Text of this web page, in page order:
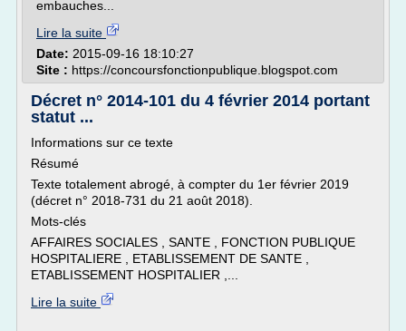
embauches...
Lire la suite
Date: 2015-09-16 18:10:27
Site : https://concoursfonctionpublique.blogspot.com
Décret n° 2014-101 du 4 février 2014 portant
statut ...
Informations sur ce texte
Résumé
Texte totalement abrogé, à compter du 1er février 2019
(décret n° 2018-731 du 21 août 2018).
Mots-clés
AFFAIRES SOCIALES , SANTE , FONCTION PUBLIQUE
HOSPITALIERE , ETABLISSEMENT DE SANTE ,
ETABLISSEMENT HOSPITALIER ,...
Lire la suite